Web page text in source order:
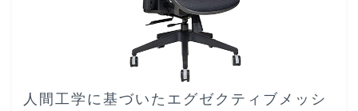
人間工学に基づいたエグゼクティブメッシ